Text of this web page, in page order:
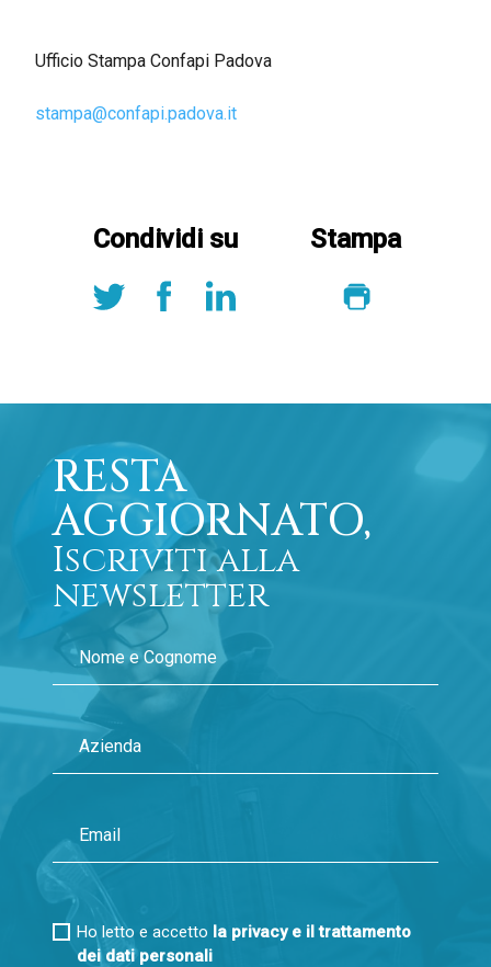
Ufficio Stampa Confapi Padova
stampa@confapi.padova.it
Condividi su Stampa
RESTA
AGGIORNATO,
Iscriviti alla
newsletter
Ho letto e accetto la privacy e il trattamento
dei dati personali